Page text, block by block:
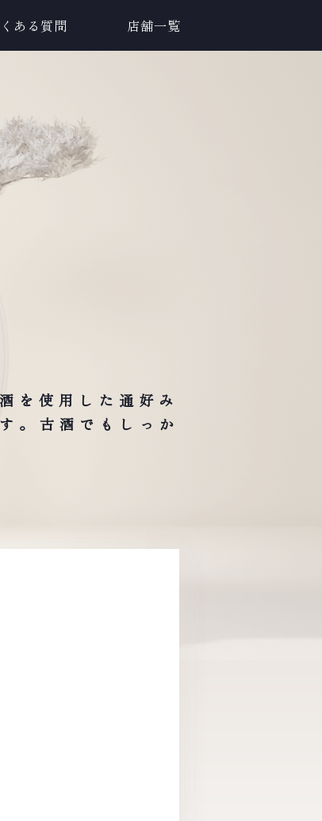
ある質問 店舗一覧
を使用した通好み
。古酒でもしっか